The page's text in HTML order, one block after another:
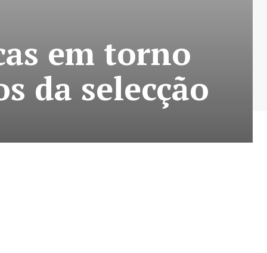
em torno
da selecção